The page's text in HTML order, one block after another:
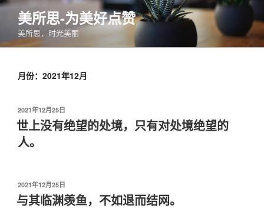
跳
容
美所思-为美好点赞
美所思，时光美丽
月份：2021年12月
发
布
于
2021年12月25日
世上没有绝望的处境，只有对处境绝望的
人。
发
布
于
2021年12月25日
与其临渊羡鱼，不如退而结网。